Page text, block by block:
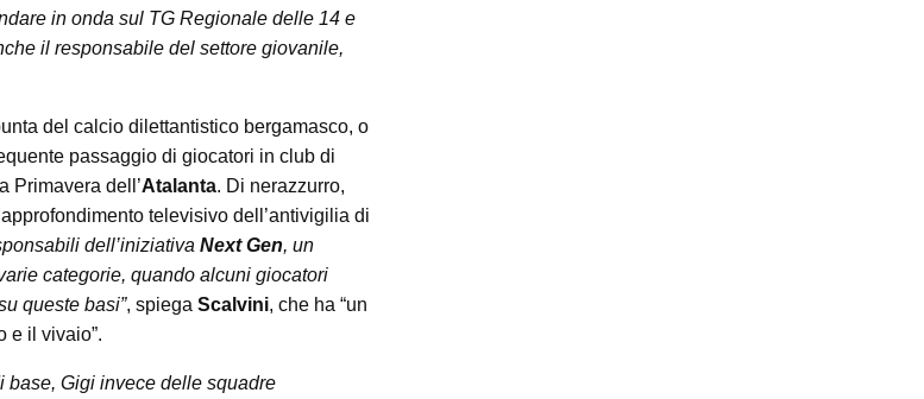
in onda sul TG Regionale delle 14 e
il responsabile del settore giovanile,
del calcio dilettantistico bergamasco, o
passaggio di giocatori in club di
Primavera dell’Atalanta. Di nerazzurro,
televisivo dell’antivigilia di
dell’iniziativa Next Gen, un
categorie, quando alcuni giocatori
queste basi”, spiega Scalvini, che ha “un
e il vivaio”.
base, Gigi invece delle squadre